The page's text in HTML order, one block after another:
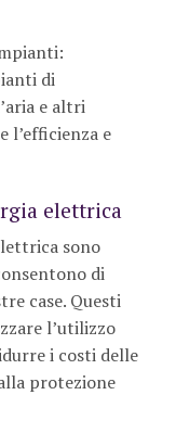
di
e altri
l’efficienza e
elettrica
sono
di
case. Questi
l’utilizzo
i costi delle
protezione